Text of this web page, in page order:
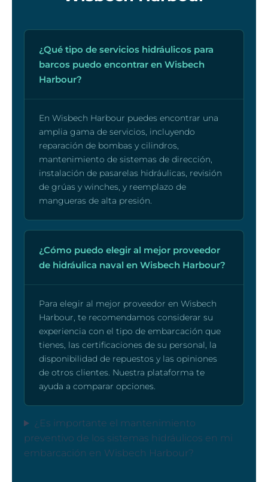
¿Qué tipo de servicios hidráulicos para
barcos puedo encontrar en Wisbech
Harbour?
En Wisbech Harbour puedes encontrar una
amplia gama de servicios, incluyendo
reparación de bombas y cilindros,
mantenimiento de sistemas de dirección,
instalación de pasarelas hidráulicas, revisión
de grúas y winches, y reemplazo de
mangueras de alta presión.
¿Cómo puedo elegir al mejor proveedor
de hidráulica naval en Wisbech Harbour?
Para elegir al mejor proveedor en Wisbech
Harbour, te recomendamos considerar su
experiencia con el tipo de embarcación que
tienes, las certificaciones de su personal, la
disponibilidad de repuestos y las opiniones
de otros clientes. Nuestra plataforma te
ayuda a comparar opciones.
¿Es importante el mantenimiento
preventivo de los sistemas hidráulicos en mi
embarcación en Wisbech Harbour?